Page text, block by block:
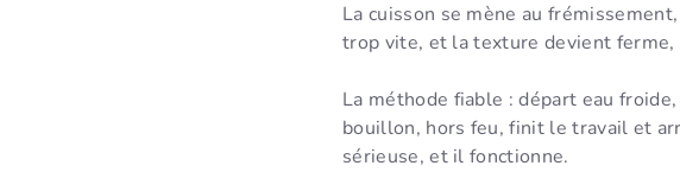
La cuisson se mène au
trop vite, et la texture devient ferme,
La méthode fiable : départ eau
bouillon, hors feu, finit le travail et
sérieuse, et il fonctionne.